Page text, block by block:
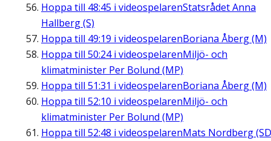
Hoppa till 48:45 i videospelarenStatsrådet Anna
Hallberg (S)
Hoppa till 49:19 i videospelarenBoriana Åberg (M)
Hoppa till 50:24i videospelarenMiljö- och
klimatminister Per Bolund (MP)
Hoppa till 51:31 i videospelarenBoriana Åberg (M)
Hoppa till 52:10 i videospelarenMiljö- och
klimatminister Per Bolund (MP)
Hoppa till 52:48 i videospelarenMats Nordberg